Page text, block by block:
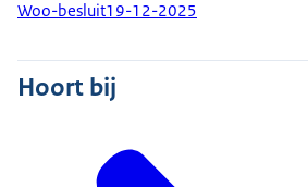
Woo-besluit19-12-2025
Hoort bij